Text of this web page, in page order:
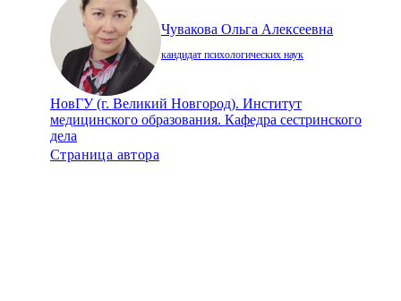
Чувакова Ольга Алексеевна
кандидат психологических наук
НовГУ (г. Великий Новгород). Институт
медицинского образования. Кафедра сестринского
дела
Страница автора